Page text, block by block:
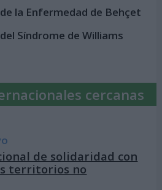
la Enfermedad de Behçet
Síndrome de Williams
cercanas
de solidaridad con
territorios no